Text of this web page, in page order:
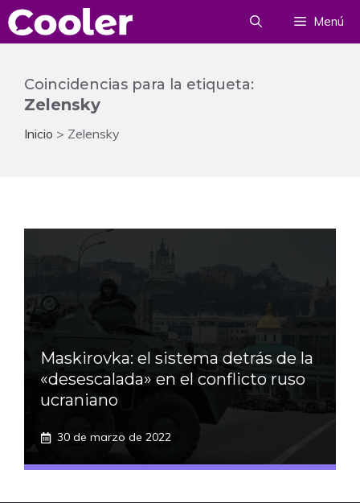
Saltar
al
Menú
Coincidencias para la etiqueta:
Zelensky
Inicio > Zelensky
Maskirovka: el sistema detrás de la
«desescalada» en el conflicto ruso
ucraniano
30 de marzo de 2022